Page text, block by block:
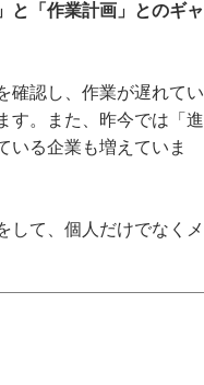
と「作業計画」とのギャ
確認し、作業が遅れてい
す。また、昨今では「進
いる企業も増えていま
して、個人だけでなくメ